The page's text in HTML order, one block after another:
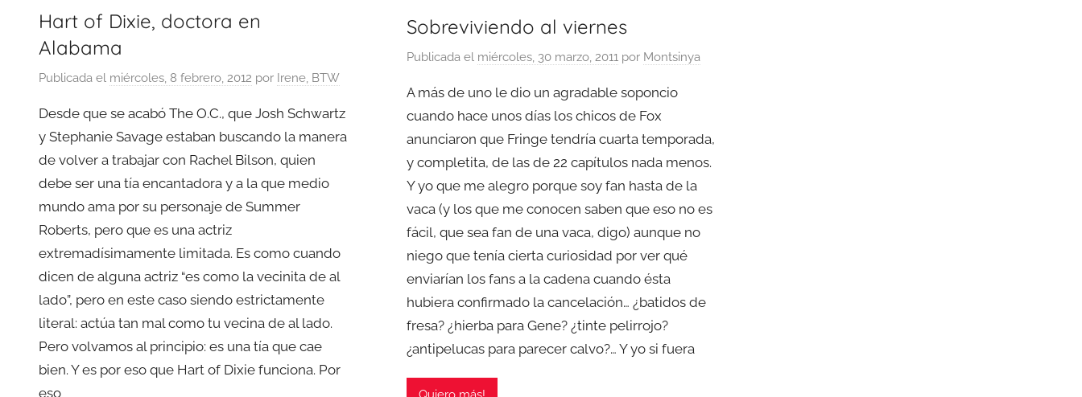
Hart of Dixie, doctora en
Alabama
Publicada el miércoles, 8 febrero, 2012 por Irene, BTW
Desde que se acabó The O.C., que Josh Schwartz
y Stephanie Savage estaban buscando la manera
de volver a trabajar con Rachel Bilson, quien
debe ser una tía encantadora y a la que medio
mundo ama por su personaje de Summer
Roberts, pero que es una actriz
extremadísimamente limitada. Es como cuando
dicen de alguna actriz “es como la vecinita de al
lado”, pero en este caso siendo estrictamente
literal: actúa tan mal como tu vecina de al lado.
Pero volvamos al principio: es una tía que cae
bien. Y es por eso que Hart of Dixie funciona. Por
eso
Sobreviviendo al viernes
Publicada el miércoles, 30 marzo, 2011 por Montsinya
A más de uno le dio un agradable soponcio
cuando hace unos días los chicos de Fox
anunciaron que Fringe tendría cuarta temporada,
y completita, de las de 22 capítulos nada menos.
Y yo que me alegro porque soy fan hasta de la
vaca (y los que me conocen saben que eso no es
fácil, que sea fan de una vaca, digo) aunque no
niego que tenía cierta curiosidad por ver qué
enviarían los fans a la cadena cuando ésta
hubiera confirmado la cancelación… ¿batidos de
fresa? ¿hierba para Gene? ¿tinte pelirrojo?
¿antipelucas para parecer calvo?… Y yo si fuera